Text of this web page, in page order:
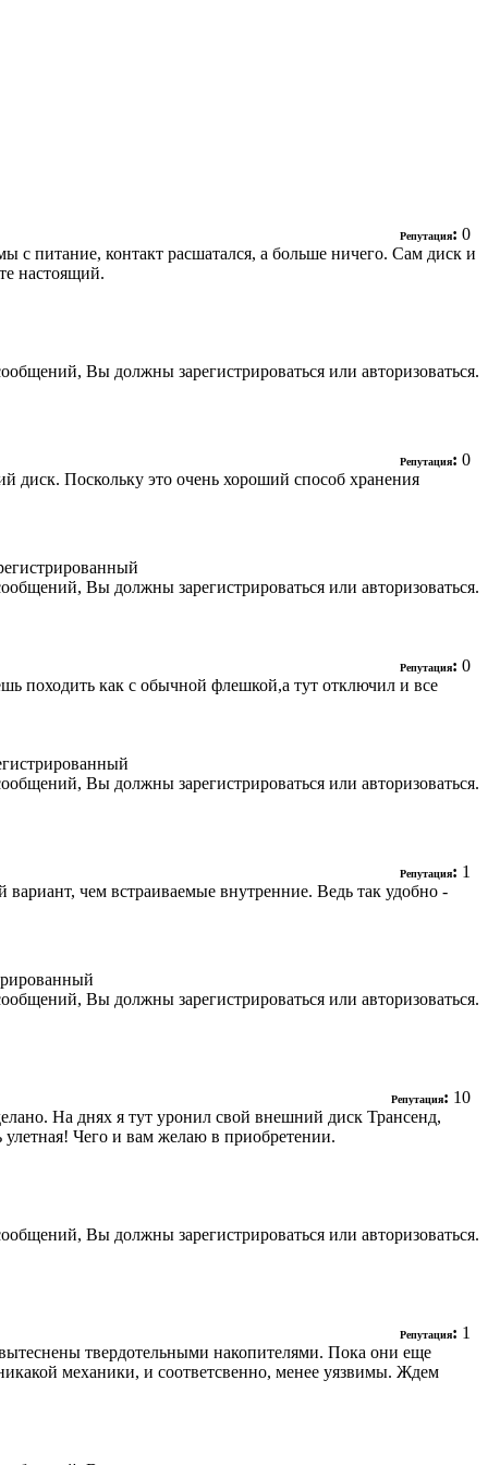
Репутация: 0
с питание, контакт расшатался, а больше ничего. Сам диск и
настоящий.
Вы должны зарегистрироваться или авторизоваться.
Репутация: 0
диск. Поскольку это очень хороший способ хранения
Вы должны зарегистрироваться или авторизоваться.
Репутация: 0
походить как с обычной флешкой,а тут отключил и все
Вы должны зарегистрироваться или авторизоваться.
Репутация: 1
чем встраиваемые внутренние. Ведь так удобно -
Вы должны зарегистрироваться или авторизоваться.
Репутация: 10
На днях я тут уронил свой внешний диск Трансенд,
улетная! Чего и вам желаю в приобретении.
Вы должны зарегистрироваться или авторизоваться.
Репутация: 1
твердотельными накопителями. Пока они еще
механики, и соответсвенно, менее уязвимы. Ждем